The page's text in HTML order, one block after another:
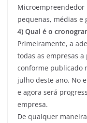
Microempreendedor
pequenas, médias e
4) Qual é o
Primeiramente, a
todas as empresas
conforme publicado
julho deste ano. No
e agora será
empresa.
De qualquer